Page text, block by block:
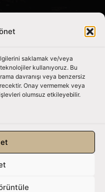
saklamak ve/veya
kullanıyoruz. Bu
davranışı veya benzersiz
Onay vermemek veya
olumsuz etkileyebilir.
Edin